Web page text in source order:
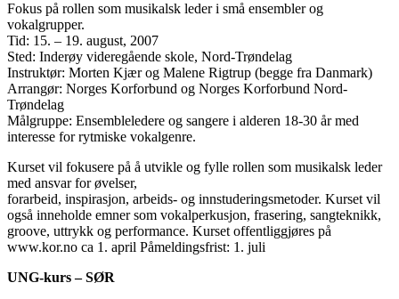
Fokus på rollen som musikalsk leder i små ensembler og
vokalgrupper.
Tid: 15. – 19. august, 2007
Sted: Inderøy videregående skole, Nord-Trøndelag
Instruktør: Morten Kjær og Malene Rigtrup (begge fra Danmark)
Arrangør: Norges Korforbund og Norges Korforbund Nord-
Trøndelag
Målgruppe: Ensembleledere og sangere i alderen 18-30 år med
interesse for rytmiske vokalgenre.
Kurset vil fokusere på å utvikle og fylle rollen som musikalsk leder
med ansvar for øvelser,
forarbeid, inspirasjon, arbeids- og innstuderingsmetoder. Kurset vil
også inneholde emner som vokalperkusjon, frasering, sangteknikk,
groove, uttrykk og performance. Kurset offentliggjøres på
www.kor.no ca 1. april Påmeldingsfrist: 1. juli
UNG-kurs – SØR